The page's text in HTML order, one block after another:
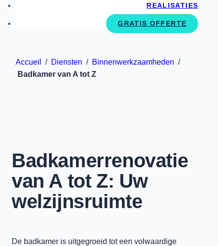
REALISATIES
GRATIS OFFERTE
Accueil / Diensten / Binnenwerkzaamheden /
Badkamer van A tot Z
Badkamerrenovatie
van A tot Z: Uw
welzijnsruimte
De badkamer is uitgegroeid tot een volwaardige